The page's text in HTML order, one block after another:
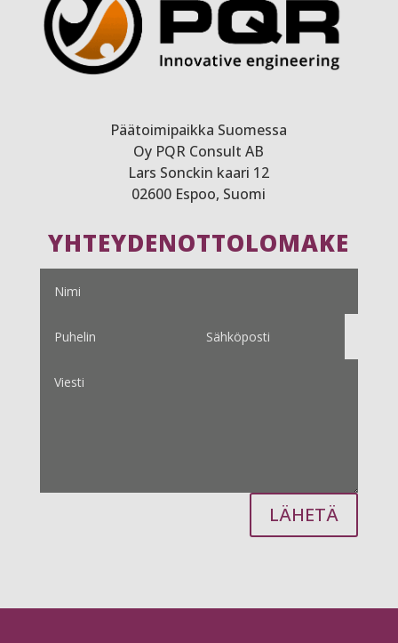
Päätoimipaikka Suomessa
Oy PQR Consult AB
Lars Sonckin kaari 12
02600 Espoo, Suomi
YHTEYDENOTTOLOMAKE
LÄHETÄ